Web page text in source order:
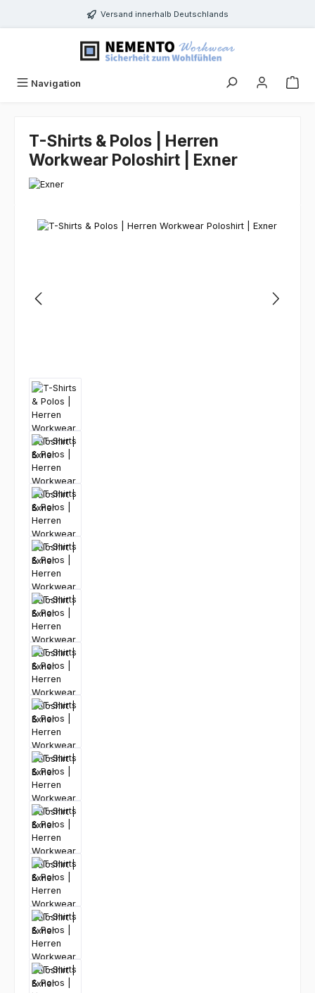
Zum Hauptinhalt springenVersand innerhalb Deutschlands
Navigation
T-Shirts & Polos | Herren
Workwear Poloshirt | Exner
Bildergalerie überspringen